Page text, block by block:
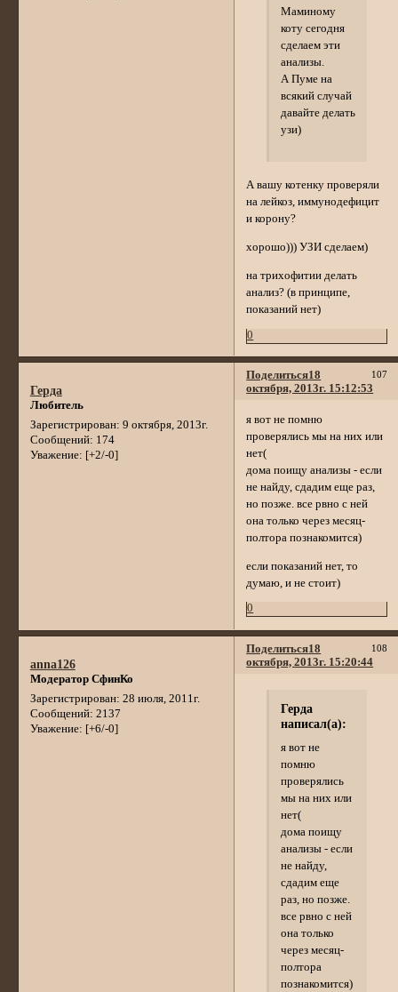
Маминому
коту сегодня
сделаем эти
анализы.
А Пуме на
всякий случай
давайте делать
узи)
А вашу котенку проверяли
на лейкоз, иммунодефицит
и корону?
хорошо))) УЗИ сделаем)
на трихофитии делать
анализ? (в принципе,
показаний нет)
0
Поделиться 107
18
октября, 2013г. 15:12:53
Герда
Любитель
Зарегистрирован: 9 октября, 2013г.
Сообщений: 174
Уважение: [+2/-0]
я вот не помню
проверялись мы на них или
нет(
дома поищу анализы - если
не найду, сдадим еще раз,
но позже. все рвно с ней
она только через месяц-
полтора познакомится)
если показаний нет, то
думаю, и не стоит)
0
Поделиться 108
18
октября, 2013г. 15:20:44
anna126
Модератор СфинКо
Зарегистрирован: 28 июля, 2011г.
Сообщений: 2137
Уважение: [+6/-0]
Герда
написал(а):
я вот не
помню
проверялись
мы на них или
нет(
дома поищу
анализы - если
не найду,
сдадим еще
раз, но позже.
все рвно с ней
она только
через месяц-
полтора
познакомится)